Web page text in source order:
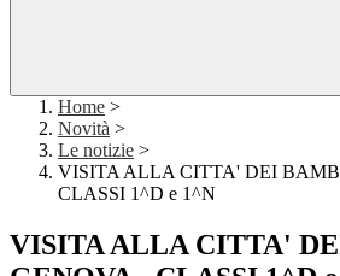
Home >
Novità >
Le notizie >
VISITA ALLA CITTA' DEI
CLASSI 1^D e 1^N
VISITA ALLA CITTA'